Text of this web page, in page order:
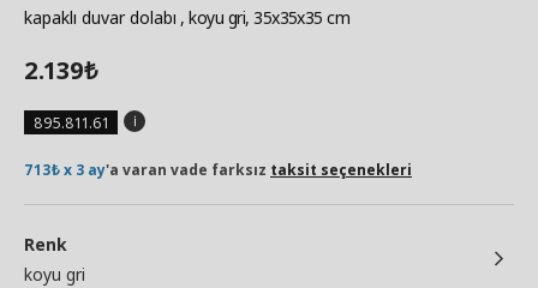
kapaklı duvar dolabı , koyu gri, 35x35x35 cm
2.139₺
895.811.61
713₺ x 3 ay'a varan vade farksız taksit seçenekleri
Renk
koyu gri